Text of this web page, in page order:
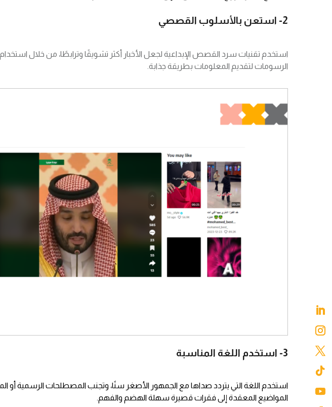
2- استعن بالأسلوب القصصي
استخدم تقنيات سرد القصص الإبداعية لجعل الأخبار أكثر تشويقًا وترابطًا، من خلال
الرسومات لتقديم المعلومات بطريقة جذابة.
3- استخدم اللغة المناسبة
استخدم اللغة التي يتردد صداها مع الجمهور الأصغر سنًا، وتجنب المصطلحات الرسمية أو
المواضيع المعقدة إلى فقرات قصيرة سهلة الهضم والفهم.